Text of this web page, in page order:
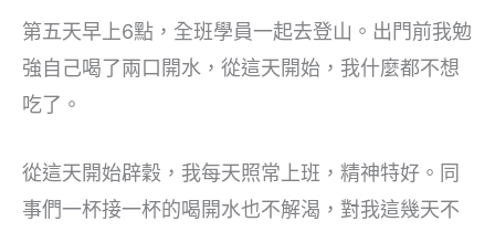
第五天早上6點，全班學員一起去登山。出門前我勉
強自己喝了兩口開水，從這天開始，我什麼都不想
吃了。
從這天開始辟穀，我每天照常上班，精神特好。同
事們一杯接一杯的喝開水也不解渴，對我這幾天不